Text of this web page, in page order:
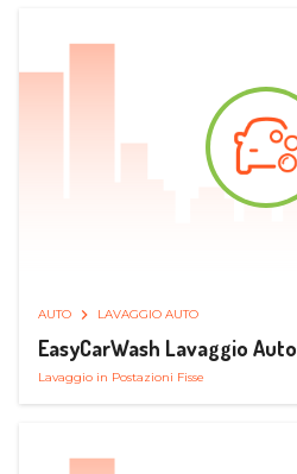
AUTO LAVAGGIO AUTO
EasyCarWash Lavaggio Auto
Lavaggio in Postazioni Fisse